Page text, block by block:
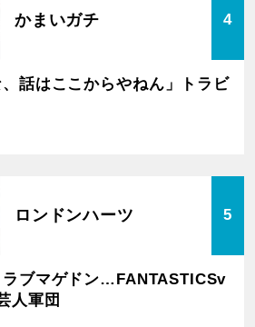
かまいガチ 4
話はここからやねん」トラビ
ロンドンハーツ 5
ラブマゲドン…FANTASTICSv
人軍団